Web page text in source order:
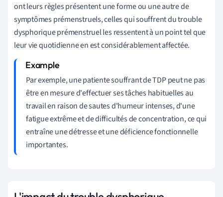
ont leurs règles présentent une forme ou une autre de
symptômes prémenstruels, celles qui souffrent du trouble
dysphorique prémenstruel les ressentent à un point tel que
leur vie quotidienne en est considérablement affectée.
Par exemple, une patiente souffrant de TDP peut ne pas
être en mesure d'effectuer ses tâches habituelles au
travail en raison de sautes d'humeur intenses, d'une
fatigue extrême et de difficultés de concentration, ce qui
entraîne une détresse et une déficience fonctionnelle
importantes.